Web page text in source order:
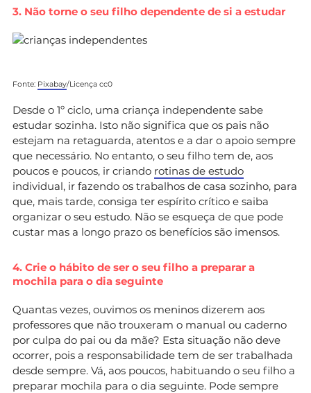
3. Não torne o seu filho dependente de si a estudar
Fonte: Pixabay/Licença cc0
Desde o 1º ciclo, uma criança independente sabe
estudar sozinha. Isto não significa que os pais não
estejam na retaguarda, atentos e a dar o apoio sempre
que necessário. No entanto, o seu filho tem de, aos
poucos e poucos, ir criando rotinas de estudo
individual, ir fazendo os trabalhos de casa sozinho, para
que, mais tarde, consiga ter espírito crítico e saiba
organizar o seu estudo. Não se esqueça de que pode
custar mas a longo prazo os benefícios são imensos.
4. Crie o hábito de ser o seu filho a preparar a
mochila para o dia seguinte
Quantas vezes, ouvimos os meninos dizerem aos
professores que não trouxeram o manual ou caderno
por culpa do pai ou da mãe? Esta situação não deve
ocorrer, pois a responsabilidade tem de ser trabalhada
desde sempre. Vá, aos poucos, habituando o seu filho a
preparar mochila para o dia seguinte. Pode sempre